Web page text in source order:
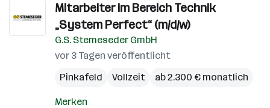
Mitarbeiter im Bereich Technik
„System Perfect“ (m/d/w)
G.S. Stemeseder GmbH
vor 3 Tagen veröffentlicht
Pinkafeld
Vollzeit ab 2.300 € monatlich
Merken